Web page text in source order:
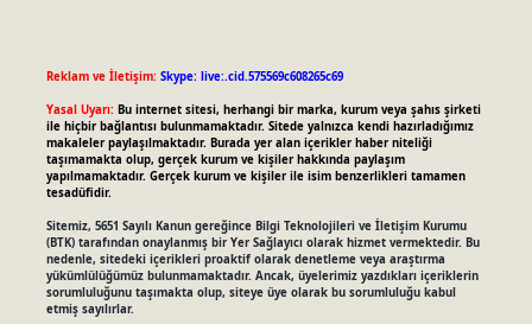
Reklam ve İletişim: Skype: live:.cid.575569c608265c69
Yasal Uyarı: Bu internet sitesi, herhangi bir marka, kurum veya şahıs şirketi
ile hiçbir bağlantısı bulunmamaktadır. Sitede yalnızca kendi hazırladığımız
makaleler paylaşılmaktadır. Burada yer alan içerikler haber niteliği
taşımamakta olup, gerçek kurum ve kişiler hakkında paylaşım
yapılmamaktadır. Gerçek kurum ve kişiler ile isim benzerlikleri tamamen
tesadüfidir.
Sitemiz, 5651 Sayılı Kanun gereğince Bilgi Teknolojileri ve İletişim Kurumu
(BTK) tarafından onaylanmış bir Yer Sağlayıcı olarak hizmet vermektedir. Bu
nedenle, sitedeki içerikleri proaktif olarak denetleme veya araştırma
yükümlülüğümüz bulunmamaktadır. Ancak, üyelerimiz yazdıkları içeriklerin
sorumluluğunu taşımakta olup, siteye üye olarak bu sorumluluğu kabul
etmiş sayılırlar.